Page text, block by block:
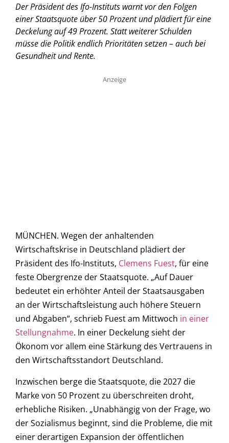
Der Präsident des Ifo-Instituts warnt vor den Folgen
einer Staatsquote über 50 Prozent und plädiert für eine
Deckelung auf 49 Prozent. Statt weiterer Schulden
müsse die Politik endlich Prioritäten setzen – auch bei
Gesundheit und Rente.
Anzeige
MÜNCHEN. Wegen der anhaltenden
Wirtschaftskrise in Deutschland plädiert der
Präsident des Ifo-Instituts, Clemens Fuest, für eine
feste Obergrenze der Staatsquote. „Auf Dauer
bedeutet ein erhöhter Anteil der Staatsausgaben
an der Wirtschaftsleistung auch höhere Steuern
und Abgaben“, schrieb Fuest am Mittwoch in einer
Stellungnahme. In einer Deckelung sieht der
Ökonom vor allem eine Stärkung des Vertrauens in
den Wirtschaftsstandort Deutschland.
Inzwischen berge die Staatsquote, die 2027 die
Marke von 50 Prozent zu überschreiten droht,
erhebliche Risiken. „Unabhängig von der Frage, wo
der Sozialismus beginnt, sind die Probleme, die mit
einer derartigen Expansion der öffentlichen